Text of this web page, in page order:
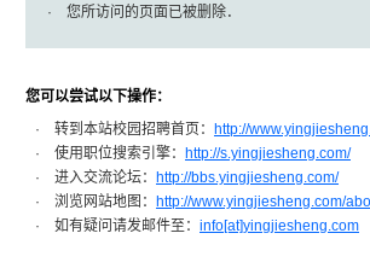
· 您所访问的页面已被删除．
您可以尝试以下操作：
· 转到本站校园招聘首页： http://
· 使用职位搜索引擎： http://s.yingjiesheng.com/
· 进入交流论坛： http://bbs.yingjiesheng.com/
· 浏览网站地图： http://www.yingjiesheng.com/
· 如有疑问请发邮件至： info[at]yingjiesheng.com